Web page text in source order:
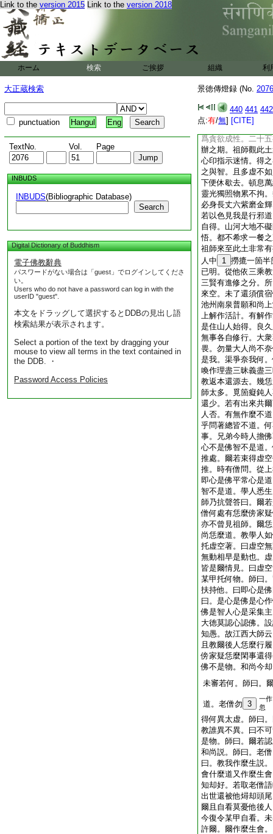
Link to the version 2015 Link to the version 2018
ホーム 検索 ご挨拶 組織 利
大正蔵検索
punctuation Hangul Eng
TextNo. Vol. Page
INBUDS
INBUDS(Bibliographic Database)
Search
Digital Dictionary of Buddhism
電子佛教辭典
パスワードがない場合は「guest」でログインしてくださ
い。
Users who do not have a password can log in with the
userID "guest".
本文をドラッグして選択するとDDBの見出し語
検索結果が表示されます。
Select a portion of the text by dragging your
mouse to view all terms in the text contained in
the DDB. ・
Password Access Policies
景徳傳燈録 (No.
440 441 442
点:有/無] [CITE]
假使才並馬鳴解齊
失人身。根思宿淨聞
爲羡與道全遠。共
食身衣。盡是欺賢
菩薩不得自謾。如
隨念受生輕重五陰
犁
湯裏煮煠一遍
智慧都盧一時失却
蚊虻。雖是善因而
爲貪欲成性。二十
辦之期。祖師觀此
心印指示迷情。得
之與智。且多虚不
下便休歇去。頓息
靈光獨照物累不拘
必身長丈六紫磨金
若以色見我是行邪
自得。山河大地不
悟。都不希求一餐
祖師來至此土非常
人中
1 撈摝一箇半
已明。從他依三乘
三賢有進修之分。
來空。未了還須償
池州南泉普願和尚
上解作活計。有解
是住山人始得。良
無事各自修行。大
畏。勿量大人尚不
是我。渠爭奈我何
喚作理盡三昧義盡
教返本還源去。幾
師太多。覓箇癡鈍
還少。若有出來共
人否。有無作麼不
乎問著總皆不道。
事。兄弟今時人擔
心不是佛智不是道
推處。爾若束得虚
推。時有僧問。從
即心是佛平常心是
智不是道。學人悉
師乃抗聲答曰。爾
僧何處有恁麼傍家
亦不曾見祖師。爾
尚恁麼道。教學人
托虚空著。曰虚空
無動相早是動也。
皆是爾情見。曰虚
某甲托何物。師曰
扶持他。曰即心是
曰。是心是佛是心
佛是智人心是采集
大徳莫認心認佛。
知愚。故江西大師
且教爾後人恁麼行
傍家疑恁麼閑事還
佛不是物。和尚今
未審若何。師曰。
道。老僧勿 3
一作
忽
得何異太虚。師曰
教誰異不異。曰不
是物。師曰。爾若
和尚説。師曰。老
曰。教我作麼生説
會什麼道又作麼生
知却好。若取老僧
出世還被他燖却頭
爾且自看莫憂他後
今復令某甲自看。
許爾。爾作麼生會